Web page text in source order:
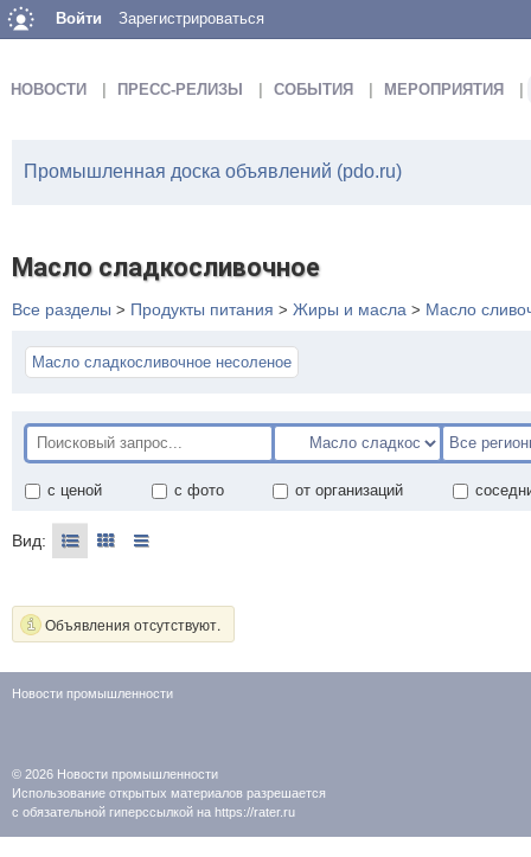
Войти Зарегистрироваться
НОВОСТИ ПРЕСС-РЕЛИЗЫ СОБЫТИЯ МЕРОПРИЯТИЯ
Промышленная доска объявлений (pdo.ru)
Масло сладкосливочное
Все разделы > Продукты питания > Жиры и масла > Масло
Масло сладкосливочное несоленое
с ценой с фото от организаций
Вид:
Объявления отсутствуют.
Новости промышленности
© 2026 Новости промышленности
Использование открытых материалов разрешается
с обязательной гиперссылкой на https://rater.ru